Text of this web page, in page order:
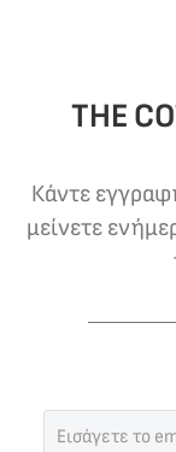
THE
Κάντε
μείνετε